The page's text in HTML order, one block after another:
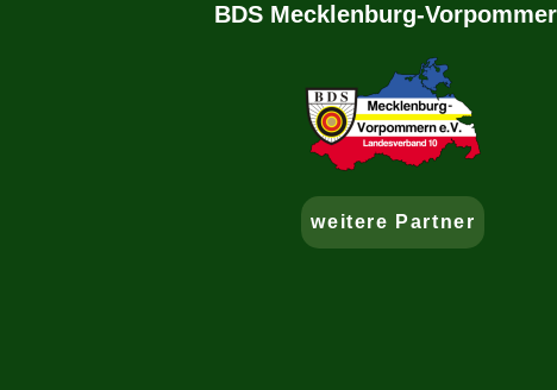
BDS Mecklenburg-
weitere Partner